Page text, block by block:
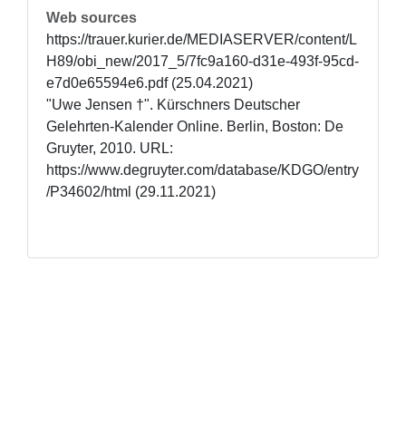
Web sources
https://trauer.kurier.de/MEDIASERVER/content/L
H89/obi_new/2017_5/7fc9a160-d31e-493f-95cd-
e7d0e65594e6.pdf (25.04.2021)
"Uwe Jensen †". Kürschners Deutscher
Gelehrten-Kalender Online. Berlin, Boston: De
Gruyter, 2010. URL:
https://www.degruyter.com/database/KDGO/entry
/P34602/html (29.11.2021)